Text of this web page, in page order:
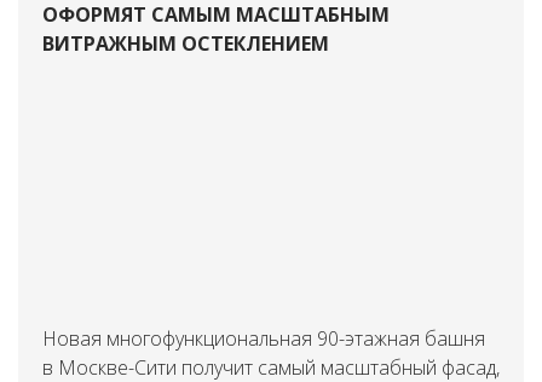
ОФОРМЯТ САМЫМ МАСШТАБНЫМ
ВИТРАЖНЫМ ОСТЕКЛЕНИЕМ
Новая многофункциональная 90-этажная башня
в Москве-Сити получит самый масштабный фасад,